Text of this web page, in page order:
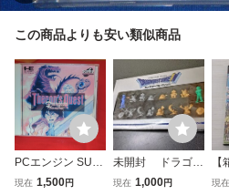
この商品よりも安い類似商品
PCエンジン SUP
ER CD-ROM2 ダ
現在 1,500円
未開封 ドラゴン
クエストダンジョ
現在 1,000円
ン
現在